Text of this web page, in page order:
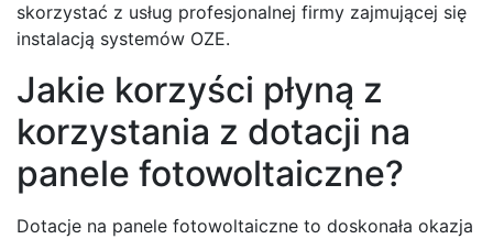
skorzystać z usług profesjonalnej firmy zajmującej się
instalacją systemów OZE.
Jakie korzyści płyną z
korzystania z dotacji na
panele fotowoltaiczne?
Dotacje na panele fotowoltaiczne to doskonała okazja